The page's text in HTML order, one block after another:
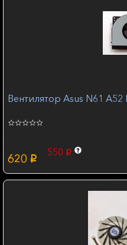
Вентилятор Asus N61 A52
620 p
550 p